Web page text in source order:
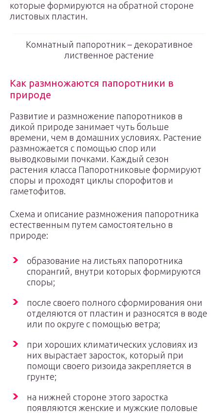
которые формируются на обратной стороне
листовых пластин.
Комнатный папоротник – декоративное
лиственное растение
Как размножаются папоротники в
природе
Развитие и размножение папоротников в
дикой природе занимает чуть больше
времени, чем в домашних условиях. Растение
размножается с помощью спор или
выводковыми почками. Каждый сезон
растения класса Папоротниковые формируют
споры и проходят циклы спорофитов и
гаметофитов.
Схема и описание размножения папоротника
естественным путем самостоятельно в
природе:
образование на листьях папоротника
спорангий, внутри которых формируются
споры;
после своего полного сформирования они
отделяются от пластин и разносятся в воде
или по округе с помощью ветра;
при хороших климатических условиях из
них вырастает заросток, который при
помощи своего ризоида закрепляется в
грунте;
на нижней стороне этого заростка
появляются женские и мужские половые